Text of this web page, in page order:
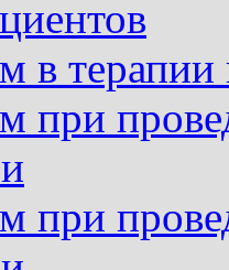
в терапии
при
при